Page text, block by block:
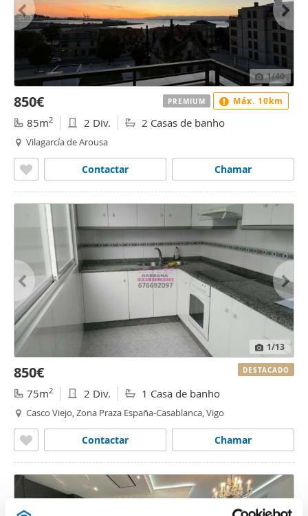
1/40
850€
85m2 2 Div. 2 Casas de banho
Vilagarcía de Arousa
Chamar
Contactar
PREMIUM Máx. 10km
1/13
850€
75m2 2 Div. 1 Casa de banho
Casco Viejo, Zona Praza España-Casablanca, Vigo
Chamar
Contactar
DESTACADO